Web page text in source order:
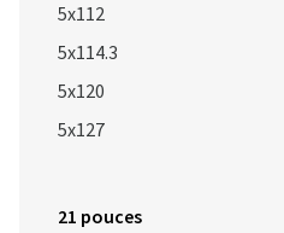
5x112
5x114.3
5x120
5x127
21 pouces